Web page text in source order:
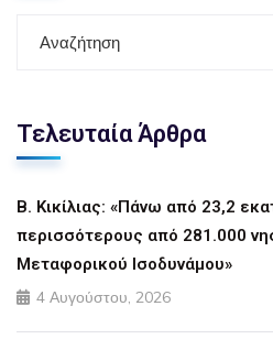
Τελευταία Άρθρα
Β. Κικίλιας: «Πάνω από 23,2
περισσότερους από 281.000
Μεταφορικού Ισοδυνάμου»
4 Αυγούστου, 2026